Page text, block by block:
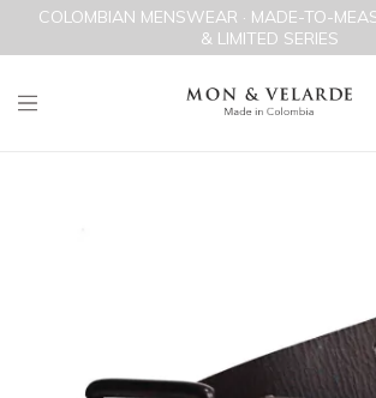
COLOMBIAN MENSWEAR · MADE-TO-
& LIMITED SERIES